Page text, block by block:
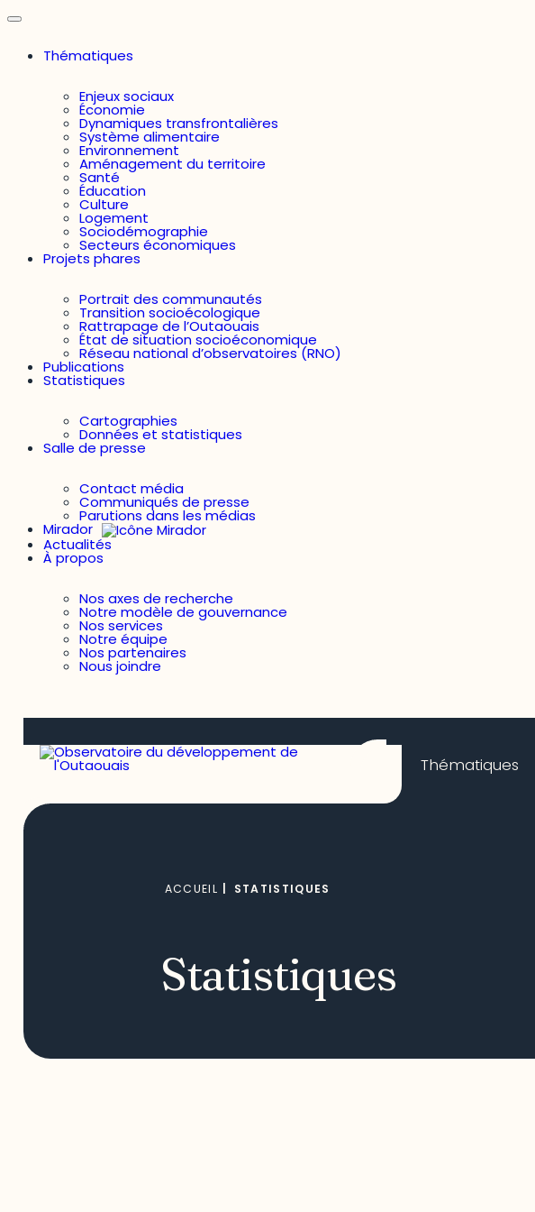
Thématiques
Enjeux sociaux
Économie
Dynamiques transfrontalières
Système alimentaire
Environnement
Aménagement du territoire
Santé
Éducation
Culture
Logement
Sociodémographie
Secteurs économiques
Projets phares
Portrait des communautés
Transition socioécologique
Rattrapage de l’Outaouais
État de situation socioéconomique
Réseau national d’observatoires (RNO)
Publications
Statistiques
Cartographies
Données et statistiques
Salle de presse
Contact média
Communiqués de presse
Parutions dans les médias
Mirador
Actualités
À propos
Nos axes de recherche
Notre modèle de gouvernance
Nos services
Notre équipe
Nos partenaires
Nous joindre
Thématiques
ACCUEIL STATISTIQUES
Statistiques